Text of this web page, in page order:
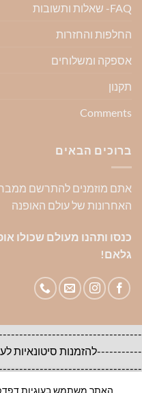
FAQ- שאלות ותשובות
החלפות והחזרות
אספקה ומשלוחים
תקנון
Comments
ברוכים הבאים
אתם מוזמנים להתרשם
האחרונות של עולם האופנה
כנסו ותהנו מעולם שכולו
גלאם!
האתר משתמש בעוגיות